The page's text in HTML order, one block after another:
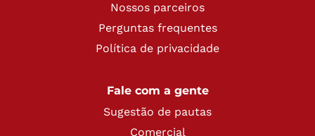
Nossos parceiros
Perguntas frequentes
Política de privacidade
Fale com a gente
Sugestão de pautas
Comercial